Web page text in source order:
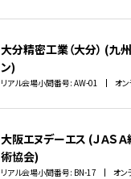
大分精密工業（大分） (九
ン)
リアル会場小間番号: AW-01 オ
大阪エヌデーエス (ＪＡＳ
術協会)
リアル会場小間番号: BN-17 オン